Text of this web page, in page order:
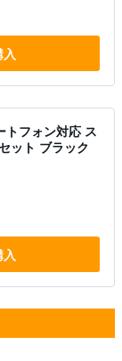
トフォン対応 ス
ット ブラック